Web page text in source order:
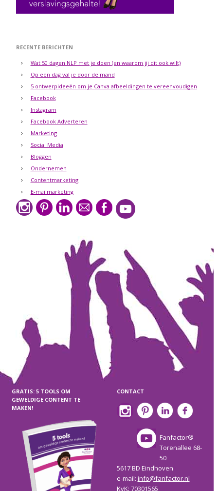
RECENTE BERICHTEN
Wat 50 dagen NLP met je doen (en waarom jij dit ook wilt)
Op een dag val je door de mand
5 ontwerpideeën om je Canva afbeeldingen te vereenvoudigen
Facebook
Instagram
Facebook Adverteren
Marketing
Social Media
Bloggen
Ondernemen
Contentmarketing
E-mailmarketing
GRATIS: 5 TOOLS OM
GEWELDIGE CONTENT TE
MAKEN!
CONTACT
Fanfactor®
Torenallee 68-
50
5617 BD Eindhoven
e-mail: info@fanfactor.nl
KvK: 70301565